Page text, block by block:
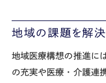
地域の課題を解
地域医療構想の推進に
の充実や医療・介護連